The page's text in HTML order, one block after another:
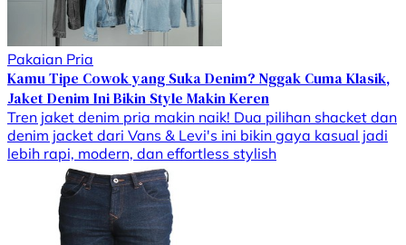
Pakaian Pria
Kamu Tipe Cowok yang Suka Denim? Nggak Cuma Klasik,
Jaket Denim Ini Bikin Style Makin Keren
Tren jaket denim pria makin naik! Dua pilihan shacket dan
denim jacket dari Vans & Levi's ini bikin gaya kasual jadi
lebih rapi, modern, dan effortless stylish